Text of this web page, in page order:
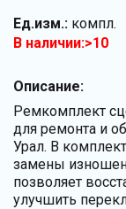
Ед.изм.: компл.
В наличии:>10
Описание:
Ремкомплект
для ремонта и
Урал. В
замены
позволяет
улучшить